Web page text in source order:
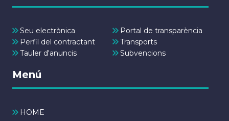
Seu electrònica
Portal de transparència
Perfil del contractant
Transports
Tauler d'anuncis
Subvencions
Menú
HOME